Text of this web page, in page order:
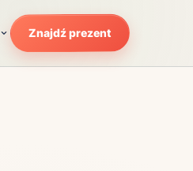
Znajdź prezent